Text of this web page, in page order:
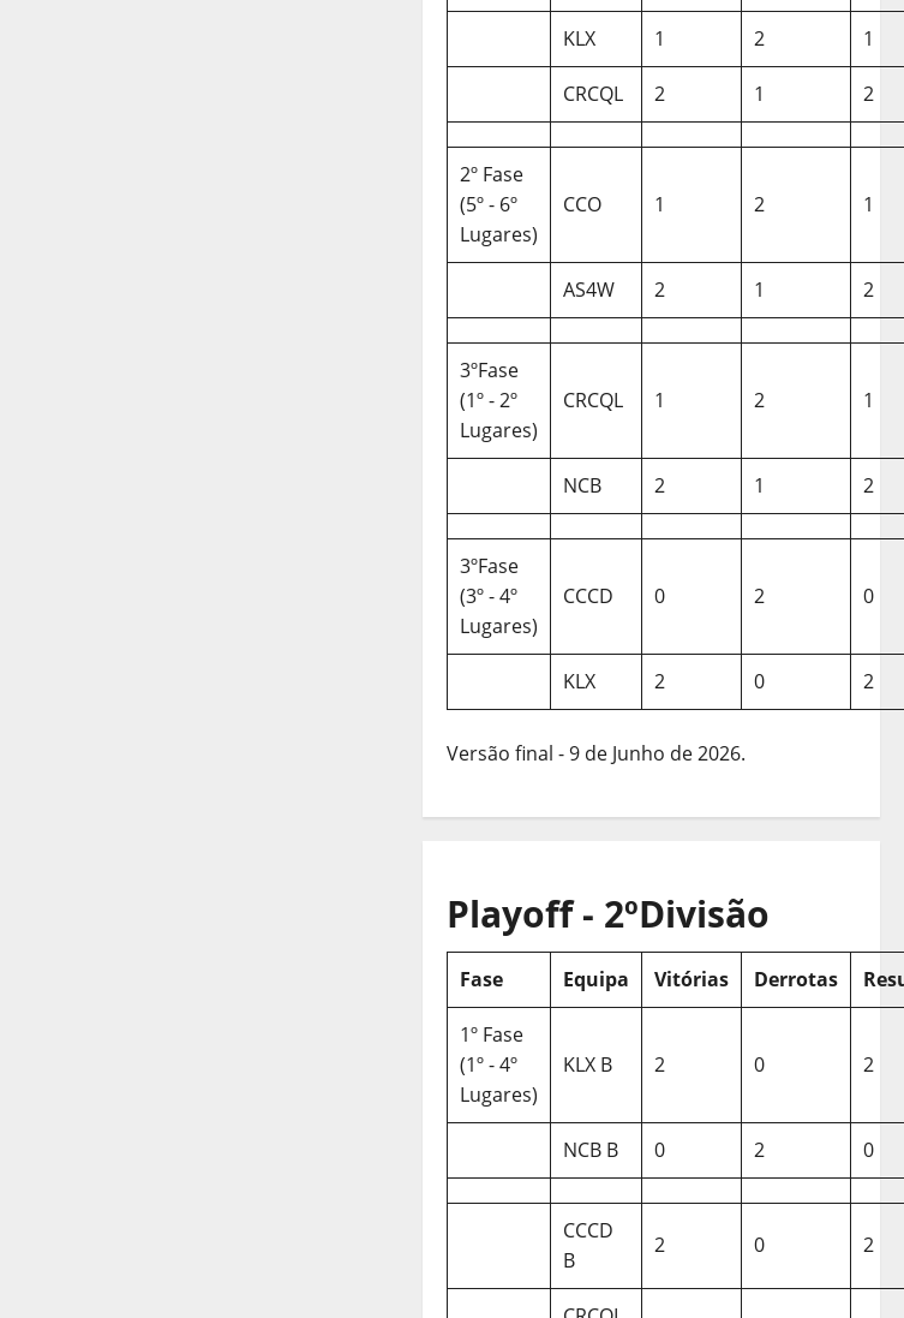
KLX 1 2 1
CRCQL 2 1 2
2º Fase
(5º - 6º
Lugares)
CCO 1 2 1
AS4W 2 1 2
3ºFase
(1º - 2º
Lugares)
CRCQL 1 2 1
NCB 2 1 2
3ºFase
(3º - 4º
Lugares)
CCCD 0 2 0
KLX 2 0 2
Versão final - 9 de Junho de 2026.
Playoff - 2ºDivisão
Fase Equipa Vitórias Derrotas
1º Fase
(1º - 4º
Lugares)
KLX B 2 0 2
NCB B 0 2 0
CCCD
B
2 0 2